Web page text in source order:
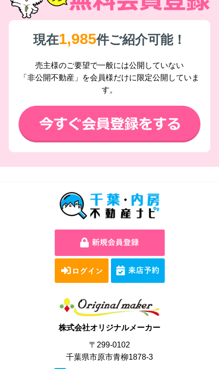
現在1,985件ご紹介可能！
売主様のご要望で一般には公開していない
「非公開不動産」を会員様だけに限定公開していま
す。
株式会社オリジナルメーカー
〒299-0102
千葉県市原市青柳1878-3